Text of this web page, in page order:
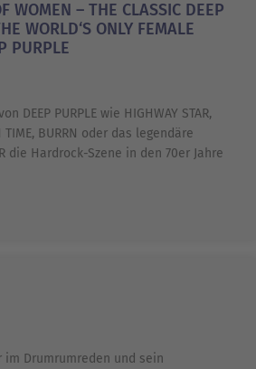
WOMEN – THE CLASSIC DEEP
WORLD‘S ONLY FEMALE
PURPLE
DEEP PURPLE wie HIGHWAY STAR,
TIME, BURRN oder das legendäre
die Hardrock-Szene in den 70er Jahre
im Drumrumreden und sein